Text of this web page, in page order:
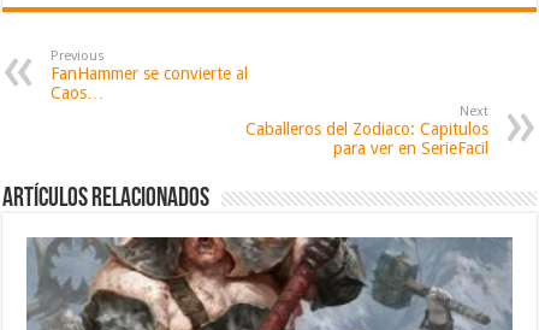
Previous
FanHammer se convierte al
Caos…
Next
Caballeros del Zodiaco: Capitulos
para ver en SerieFacil
Artículos relacionados